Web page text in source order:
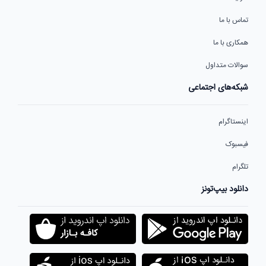
تماس با ما
همکاری با ما
سوالات متداول
شبکه‌های اجتماعی
اینستاگرام
فیسبوک
تلگرام
دانلود بیپ‌تونز